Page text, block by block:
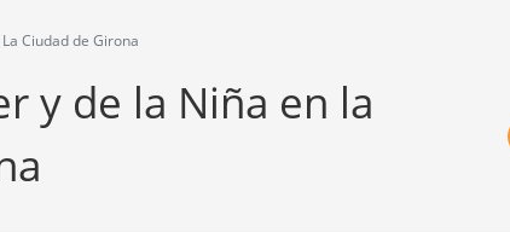
Ciudad de Girona
y de la Niña en la